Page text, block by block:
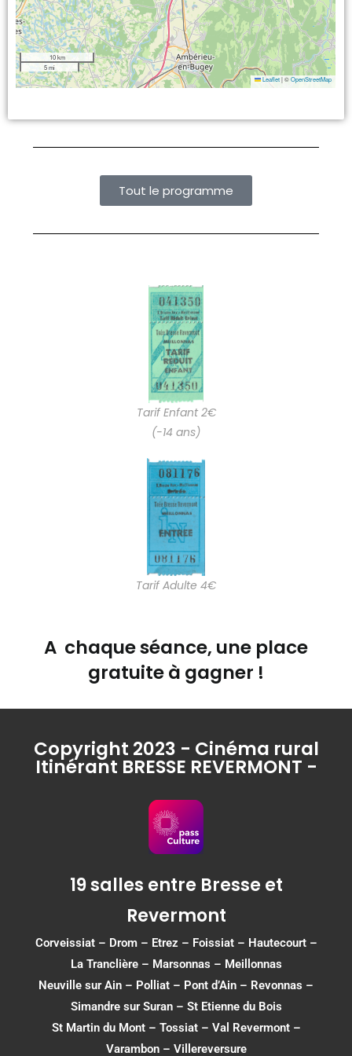
10 km
5 mi
Leaflet |©OpenStreetMap
Tout le programme
Tarif Enfant 2€
(-14 ans)
Tarif Adulte 4€
A chaque séance, une place
gratuite à gagner !
Copyright 2023 - Cinéma rural
Itinérant BRESSE REVERMONT -
19 salles entre Bresse et
Revermont
Corveissiat– Drom– Etrez – Foissiat– Hautecourt–
La Tranclière – Marsonnas – Meillonnas
Neuville sur Ain – Polliat – Pont d’Ain – Revonnas –
Simandre sur Suran– St Etienne du Bois
St Martin du Mont– Tossiat– Val Revermont–
Varambon– Villereversure